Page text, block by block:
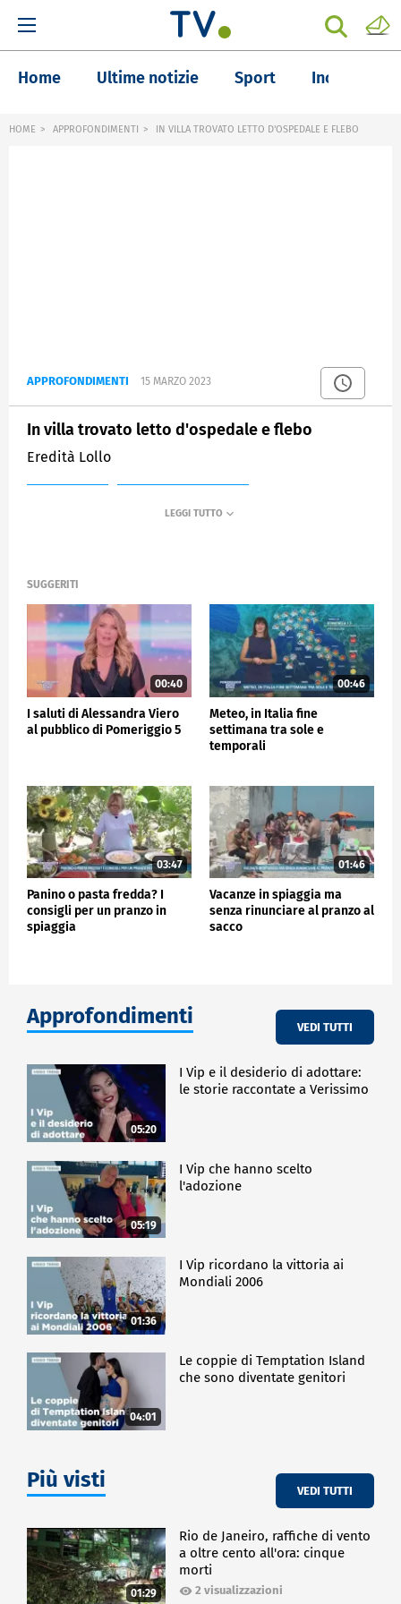
Home Ultime notizie Sport Inchieste
HOME APPROFONDIMENTI IN VILLA TROVATO LETTO D'OSPEDALE E FLEBO
APPROFONDIMENTI 15 MARZO 2023
In villa trovato letto d'ospedale e flebo
Eredità Lollo
SUGGERITI
00:40
I saluti di Alessandra Viero
al pubblico di Pomeriggio 5
00:46
Meteo, in Italia fine
settimana tra sole e
temporali
03:47
Panino o pasta fredda? I
consigli per un pranzo in
spiaggia
01:46
Vacanze in spiaggia ma
senza rinunciare al pranzo al
sacco
Approfondimenti VEDI TUTTI
05:20
I Vip e il desiderio di adottare:
le storie raccontate a Verissimo
05:19
I Vip che hanno scelto
l'adozione
01:36
I Vip ricordano la vittoria ai
Mondiali 2006
04:01
Le coppie di Temptation Island
che sono diventate genitori
Più visti VEDI TUTTI
01:29
Rio de Janeiro, raffiche di vento
a oltre cento all'ora: cinque
morti
2 visualizzazioni